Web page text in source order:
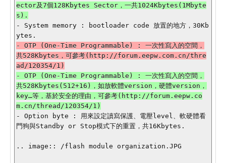
ector及7個128Kbytes Sector，一共1024Kbytes(1Mbyte
- System memory : bootloader code 放置的地方，30Kb
- OTP (One-Time Programmable) : 一次性寫入的空間，
共528Kbytes，可參考(http://forum.eepw.com.cn/thre
- OTP (One-Time Programmable) : 一次性寫入的空間，
共528Kbytes(512+16)，如放軟體version，硬體version，
key…等，基於安全的理由，可參考(http://forum.eepw.co
- Option byte : 用來設定讀寫保護、電壓level、軟硬體看
門狗與Standby or Stop模式下的重置，共16Kbytes.
.. image:: /flash module organization.JPG